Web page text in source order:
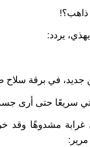
ذاهب؟!
يردد:
جديد، في برقة
سريعًا حتى أرى
غرابة مشدوهًا